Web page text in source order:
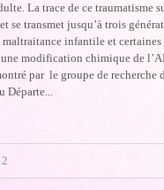
La trace de ce traumatisme
se transmet jusqu’à trois
maltraitance infantile et
modification chimique de
par le groupe de recherche
Départe...